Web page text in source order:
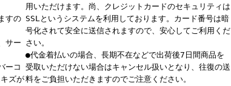
すの
サー
ーコ
ズが
用いただけます。尚、クレジットカードのセキュリティは
SSLというシステムを利用しております。カード番号は暗
号化されて安全に送信されますので、安心してご利用くだ
さい。
●代金着払いの場合、長期不在などで出荷後7日間商品を
受取いただけない場合はキャンセル扱いとなり、往復の送
料をご負担いただきますのでご注意ください。